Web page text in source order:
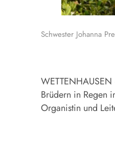
Schwester Johanna
Brüdern in Regen
Organistin und